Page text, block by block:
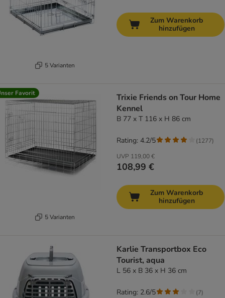
5 Varianten
Zum Warenkorb
hinzufügen
Favorit
5 Varianten
Trixie Friends on Tour Home
Kennel
B 77 x T 116 x H 86 cm
UVP 119,00 €
108,99 €
Rating: 4.2/5 (1277)
Zum Warenkorb
hinzufügen
Karlie Transportbox Eco
Tourist, aqua
L 56 x B 36 x H 36 cm
Rating: 2.6/5 (7)